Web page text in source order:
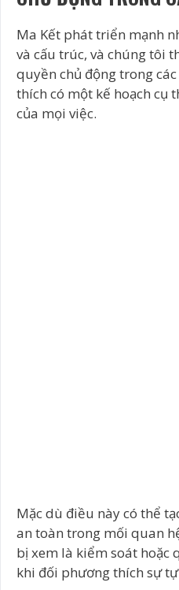
Ma Kết phát triển mạnh
và cấu trúc, và chúng tôi
quyền chủ động trong
thích có một kế hoạch cụ
của mọi việc.
Mặc dù điều này có thể
an toàn trong mối quan
bị xem là kiểm soát hoặc
khi đối phương thích sự